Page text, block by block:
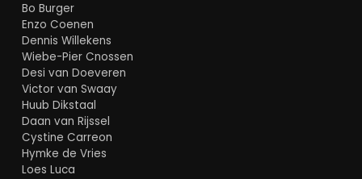
Bo Burger
Enzo Coenen
Dennis Willekens
Wiebe-Pier Cnossen
Desi van Doeveren
Victor van Swaay
Huub Dikstaal
Daan van Rijssel
Cystine Carreon
Hymke de Vries
Loes Luca